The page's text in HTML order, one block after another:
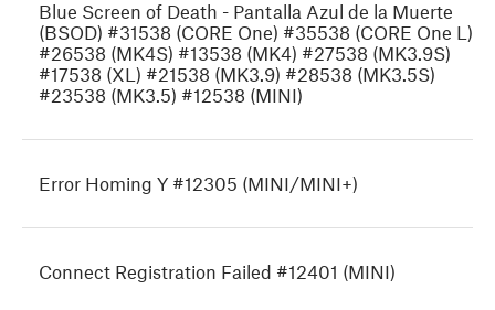
Blue Screen of Death - Pantalla Azul de la Muerte
(BSOD) #31538 (CORE One) #35538 (CORE One L)
#26538 (MK4S) #13538 (MK4) #27538 (MK3.9S)
#17538 (XL) #21538 (MK3.9) #28538 (MK3.5S)
#23538 (MK3.5) #12538 (MINI)
Error Homing Y #12305 (MINI/MINI+)
Connect Registration Failed #12401 (MINI)